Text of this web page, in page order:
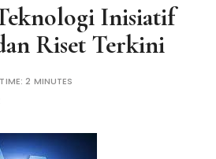
Inisiatif
Riset Terkini
2 MINUTES